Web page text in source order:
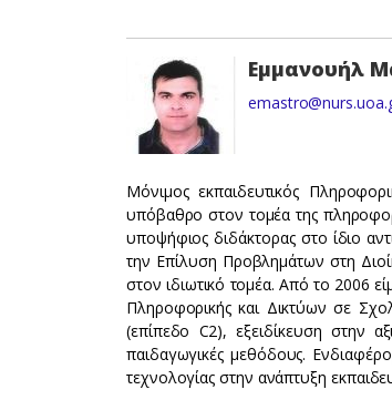
Εμμανουήλ
Μόνιμος εκπαιδευτικός
υπόβαθρο στον τομέα της
υποψήφιος διδάκτορας στο ίδιο
την Επίλυση Προβλημάτων στη
στον ιδιωτικό τομέα. Από το 2006
Πληροφορικής και Δικτύων σε
(επίπεδο C2), εξειδίκευση στην
παιδαγωγικές μεθόδους.
τεχνολογίας στην ανάπτυξη